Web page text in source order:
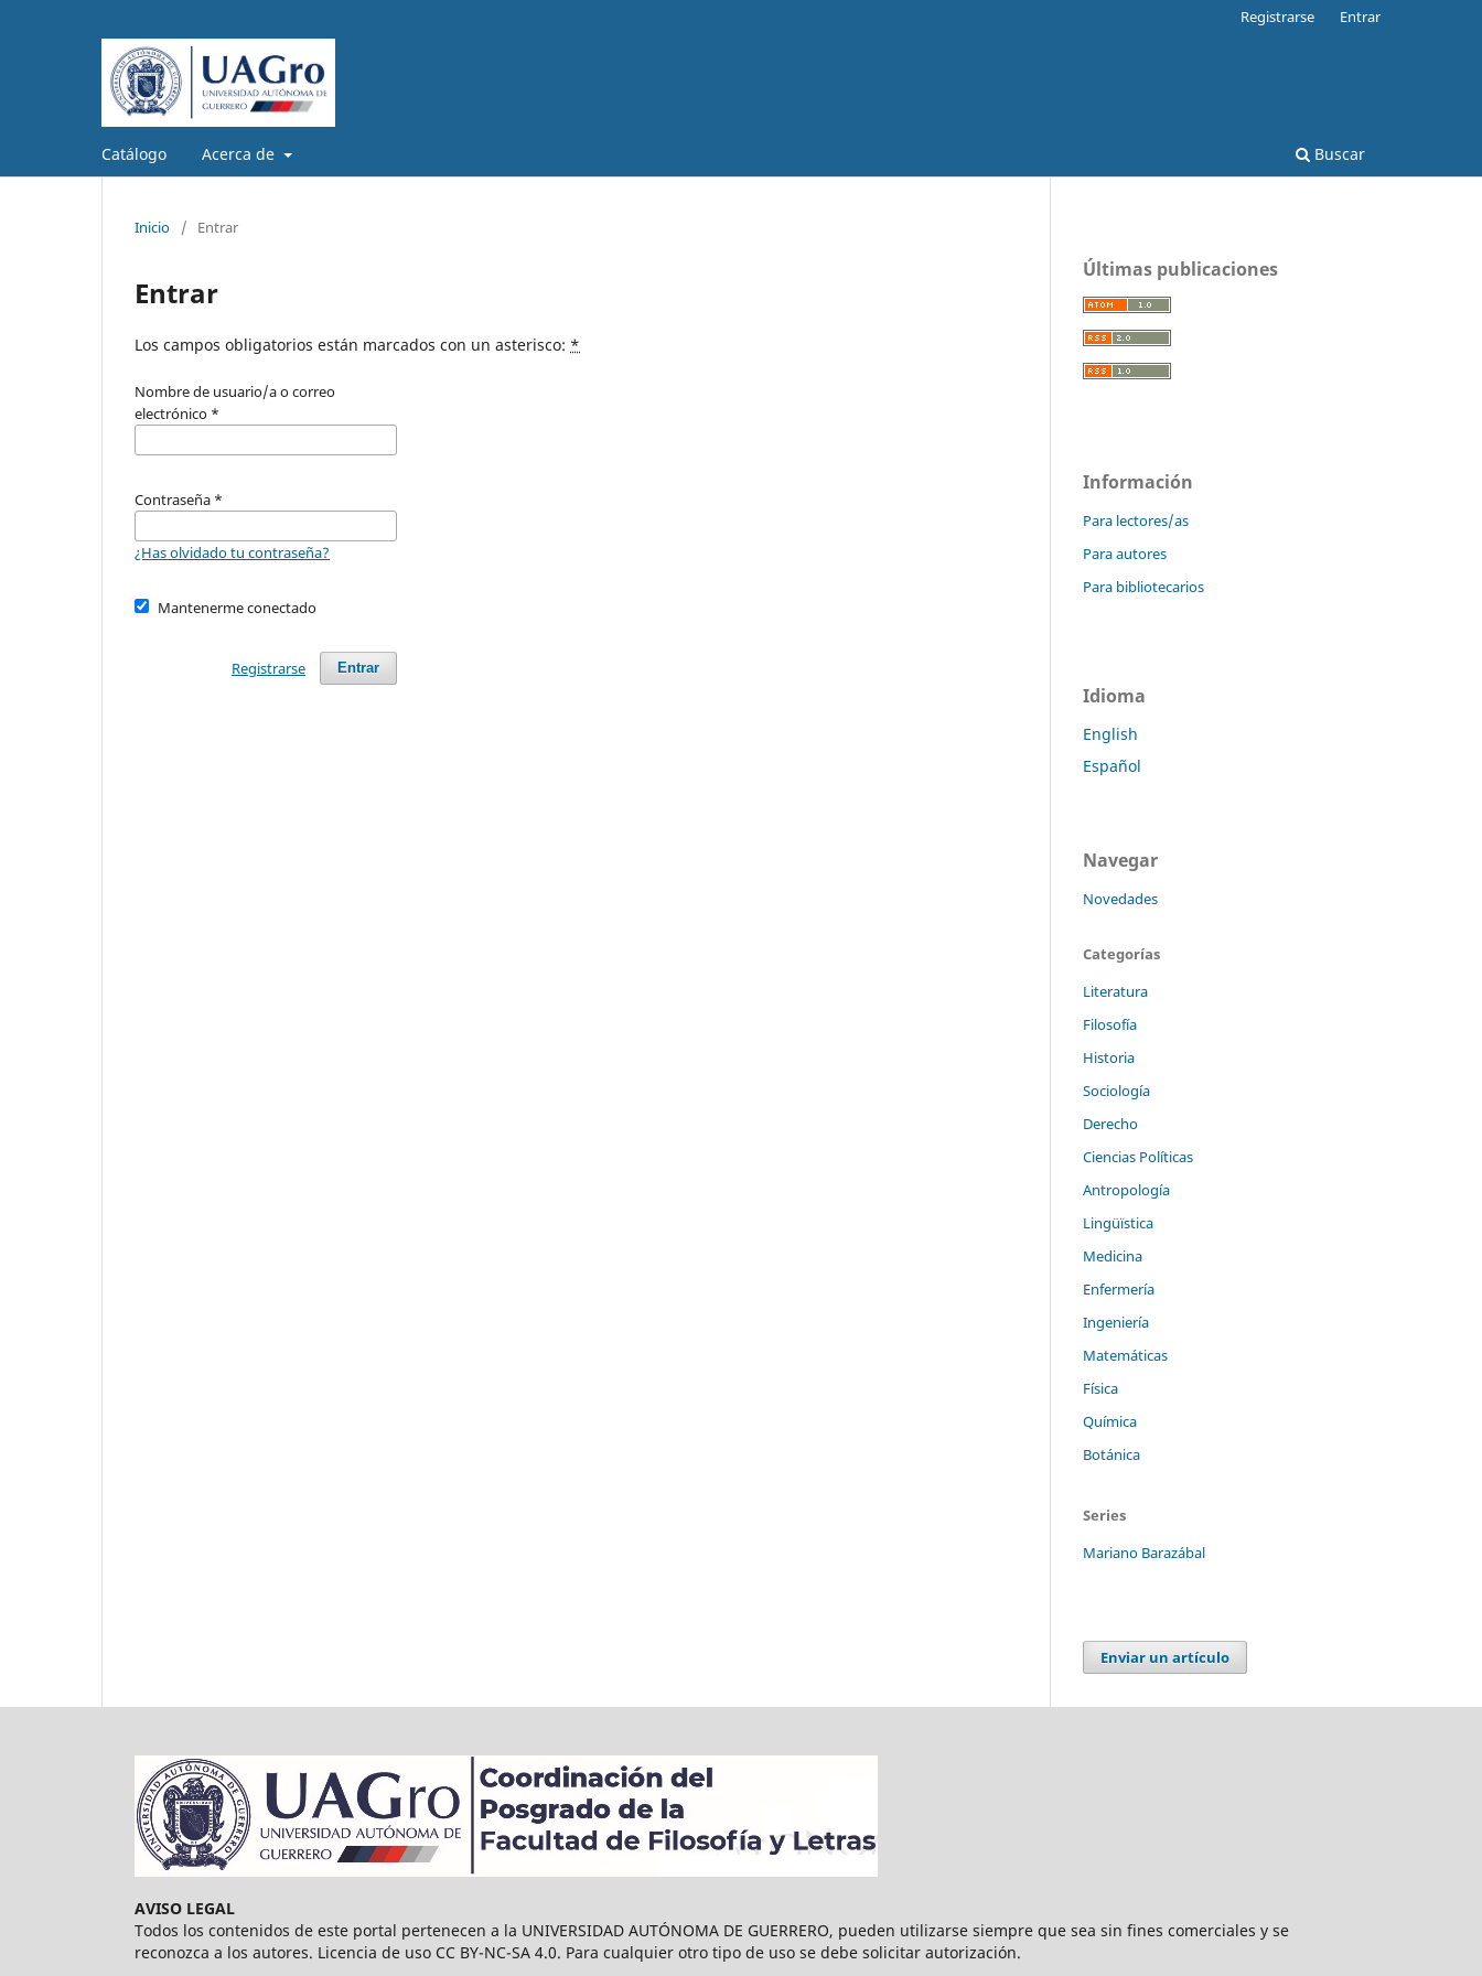
Catálogo Acerca de Buscar
Registrarse Entrar
Inicio / Entrar
Entrar
Los campos obligatorios están marcados con un asterisco: *
Nombre de usuario/a o correo
electrónico *
Contraseña *
¿Has olvidado tu contraseña?
Mantenerme conectado
Entrar
Registrarse
Últimas publicaciones
Información
Para lectores/as
Para autores
Para bibliotecarios
Idioma
English
Español
Navegar
Novedades
Categorías
Literatura
Filosofía
Historia
Sociología
Derecho
Ciencias Políticas
Antropología
Lingüïstica
Medicina
Enfermería
Ingeniería
Matemáticas
Física
Química
Botánica
Series
Mariano Barazábal
Enviar un artículo
AVISO LEGAL
Todos los contenidos de este portal pertenecen a la UNIVERSIDAD AUTÓNOMA DE GUERRERO, pueden utilizarse siempre que sea sin fines comerciales y se
reconozca a los autores. Licencia de uso CC BY-NC-SA 4.0. Para cualquier otro tipo de uso se debe solicitar autorización.